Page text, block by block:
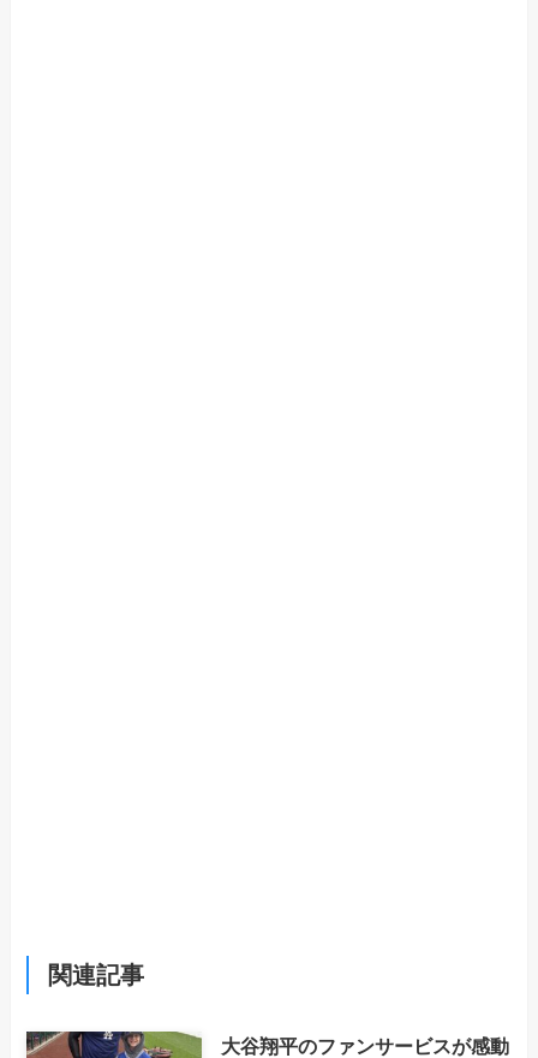
関連記事
大谷翔平のファンサービスが感動